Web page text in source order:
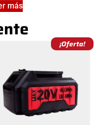
más
¡Oferta!